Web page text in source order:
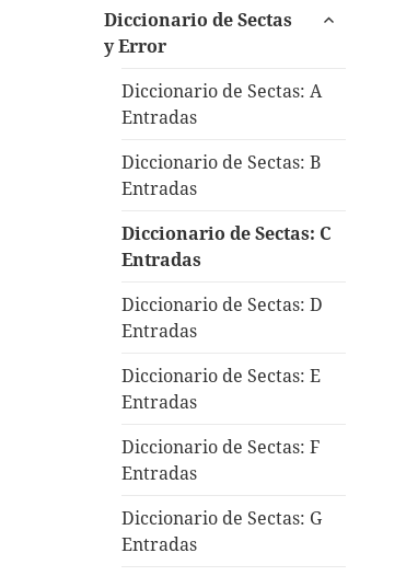
menú
Diccionario de Sectas
y Error
expande
inferior
Diccionario de Sectas: A
Entradas
Diccionario de Sectas: B
Entradas
Diccionario de Sectas: C
Entradas
Diccionario de Sectas: D
Entradas
Diccionario de Sectas: E
Entradas
Diccionario de Sectas: F
Entradas
Diccionario de Sectas: G
Entradas